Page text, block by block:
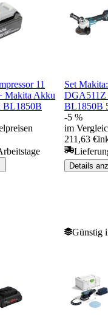
11
Makita Akku
BL1850B
Set
BL1850B
-5 %
im
211,63 €
Details
Günstig